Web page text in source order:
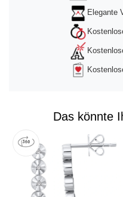
Elegante
Das könnte